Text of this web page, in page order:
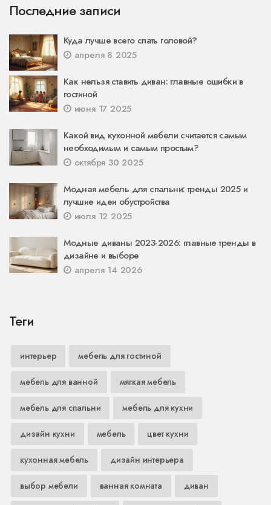
Последние записи
Куда лучше всего спать головой?
апреля 8 2025
Как нельзя ставить диван: главные ошибки в
гостиной
июня 17 2025
Какой вид кухонной мебели считается самым
необходимым и самым простым?
октября 30 2025
Модная мебель для спальни: тренды 2025 и
лучшие идеи обустройства
июля 12 2025
Модные диваны 2023-2026: главные тренды в
дизайне и выборе
апреля 14 2026
Теги
интерьер мебель для гостиной
мебель для ванной мягкая мебель
мебель для спальни мебель для кухни
дизайн кухни мебель цвет кухни
кухонная мебель дизайн интерьера
выбор мебели ванная комната диван